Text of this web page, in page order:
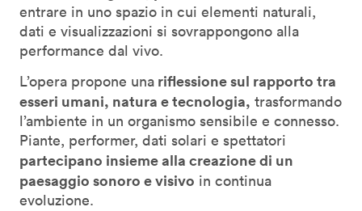
entrare in uno spazio in cui elementi naturali,
dati e visualizzazioni si sovrappongono alla
performance dal vivo.
L’opera propone una riflessione sul rapporto tra
esseri umani, natura e tecnologia, trasformando
l’ambiente in un organismo sensibile e connesso.
Piante, performer, dati solari e spettatori
partecipano insieme alla creazione di un
paesaggio sonoro e visivo in continua
evoluzione.